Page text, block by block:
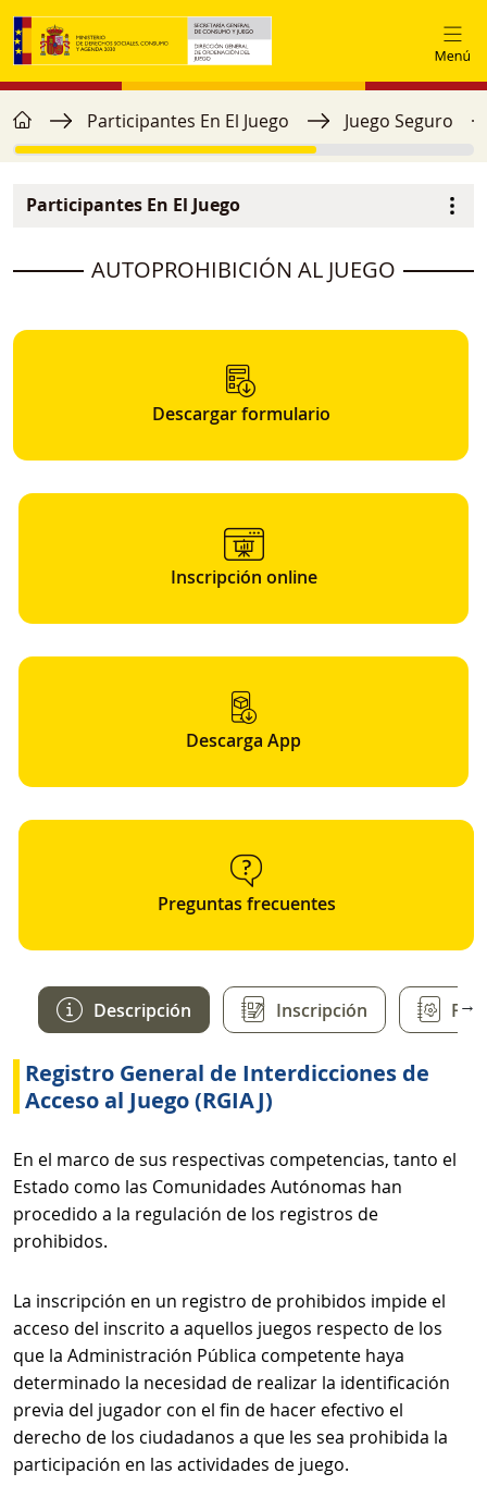
Pasar al contenido principal
Ruta de navegación
home Participantes En El Juego Juego Seguro
Participantes En El Juego
AUTOPROHIBICIÓN AL JUEGO
Descargar formulario
Inscripción online
Descarga App
Preguntas frecuentes
→
Descripción Inscripción
Registro General de Interdicciones de
Acceso al Juego (RGIAJ)
En el marco de sus respectivas competencias, tanto el
Estado como las Comunidades Autónomas han
procedido a la regulación de los registros de
prohibidos.
La inscripción en un registro de prohibidos impide el
acceso del inscrito a aquellos juegos respecto de los
que la Administración Pública competente haya
determinado la necesidad de realizar la identificación
previa del jugador con el fin de hacer efectivo el
derecho de los ciudadanos a que les sea prohibida la
participación en las actividades de juego.